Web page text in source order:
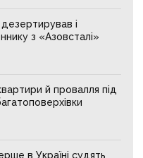
і
з «Азовсталі»
й провалля під
в Україні судять